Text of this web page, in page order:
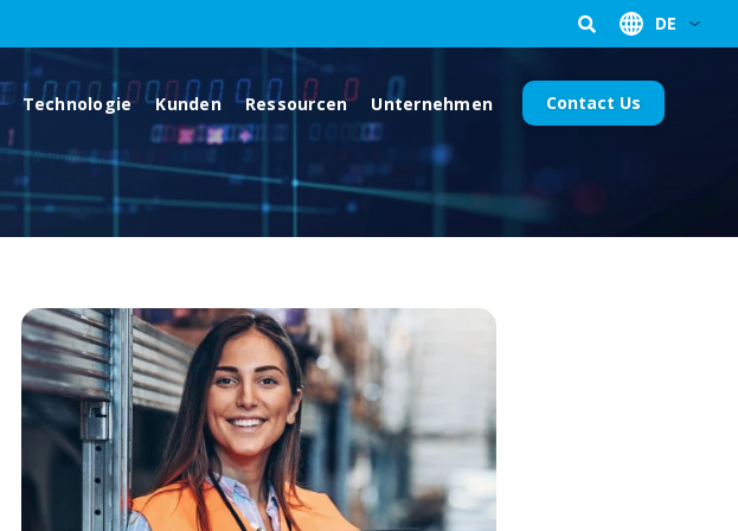
DE
Technologie Kunden Ressourcen Unternehmen Contact Us